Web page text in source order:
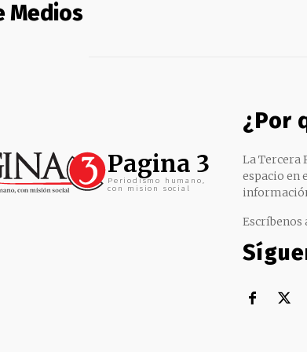
Medios
Pagina 3
Periodismo humano,
con mision social
¿Por
La Tercera
espacio en
Escríbenos